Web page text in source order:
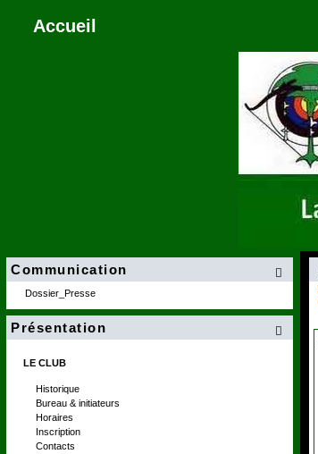
Accueil

Communication
Dossier_Presse

Présentation
LE CLUB
Historique
Bureau & initiateurs
Horaires
Inscription
Contacts